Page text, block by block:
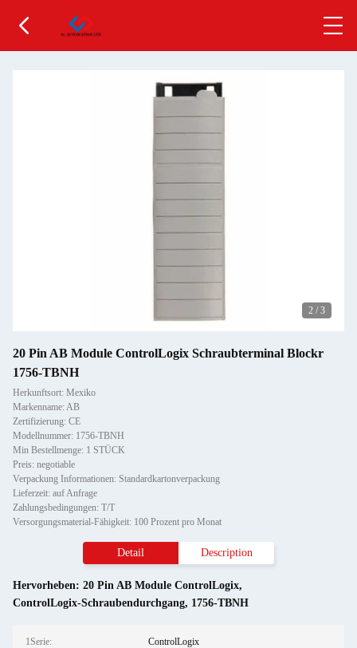
2 / 3
20 Pin AB Module ControlLogix Schraubterminal Blockr
1756-TBNH
Herkunftsort: Mexiko
Markenname: AB
Zertifizierung: CE
Modellnummer: 1756-TBNH
Min Bestellmenge: 1 STÜCK
Preis: negotiable
Verpackung Informationen: Standardkartonverpackung
Lieferzeit: auf Anfrage
Zahlungsbedingungen: T/T
Versorgungsmaterial-Fähigkeit: 100 Prozent pro Monat
Detail Description
Hervorheben: 20 Pin AB Module ControlLogix,
ControlLogix-Schraubendurchgang, 1756-TBNH
1Serie: ControlLogix